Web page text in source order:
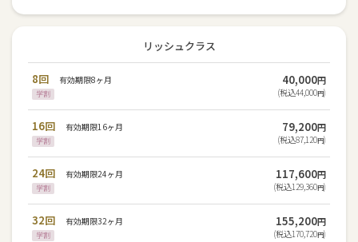
リッシュクラス
8回 有効期限8ヶ月
学割
40,000円
(税込44,000円)
16回 有効期限16ヶ月
学割
79,200円
(税込87,120円)
24回 有効期限24ヶ月
学割
117,600円
(税込129,360円)
32回 有効期限32ヶ月
学割
155,200円
(税込170,720円)